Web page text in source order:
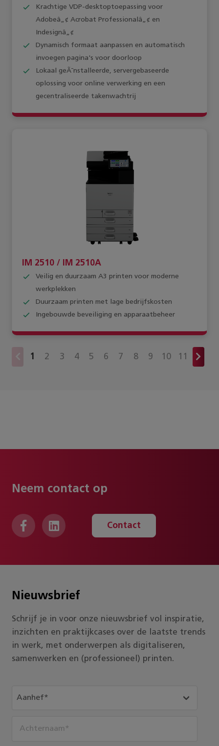
Krachtige VDP-desktoptoepassing voor
Adobeâ„¢ Acrobat Professionalâ„¢ en
Indesignâ„¢
Dynamisch formaat aanpassen en automatisch
invoegen pagina's voor doorloop
Lokaal geÃ¯nstalleerde, servergebaseerde
oplossing voor online verwerking en een
gecentraliseerde takenwachtrij
IM 2510 / IM 2510A
Veilig en duurzaam A3 printen voor moderne
werkplekken
Duurzaam printen met lage bedrijfskosten
Ingebouwde beveiliging en apparaatbeheer
1 2 3 4 5 6 7 8 9 10 11
Neem contact op
Contact
Nieuwsbrief
Schrijf je in voor onze nieuwsbrief vol inspiratie,
inzichten en praktijkcases over de laatste trends
in werk, met onderwerpen als digitaliseren,
samenwerken en (professioneel) printen.